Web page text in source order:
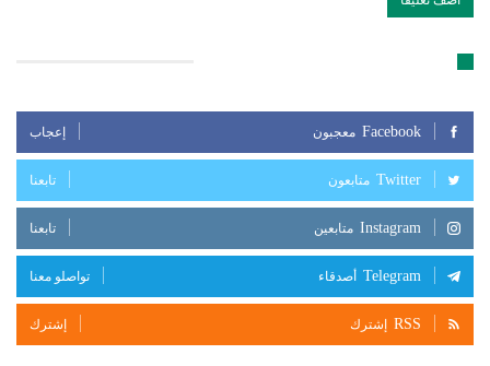
Facebook معجبون إعجاب
Twitter متابعون تابعنا
Instagram متابعين تابعنا
Telegram أصدقاء تواصلو معنا
RSS إشترك إشترك